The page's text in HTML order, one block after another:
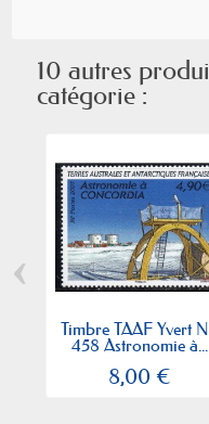
10 autres
catégorie :
Timbre TAAF Yvert
458 Astronomie à...
8,00 €
‹